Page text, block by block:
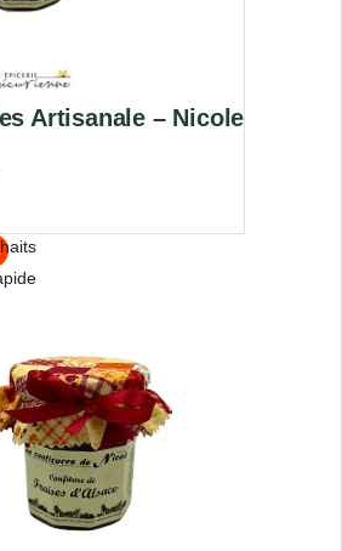
Artisanale – Nicole